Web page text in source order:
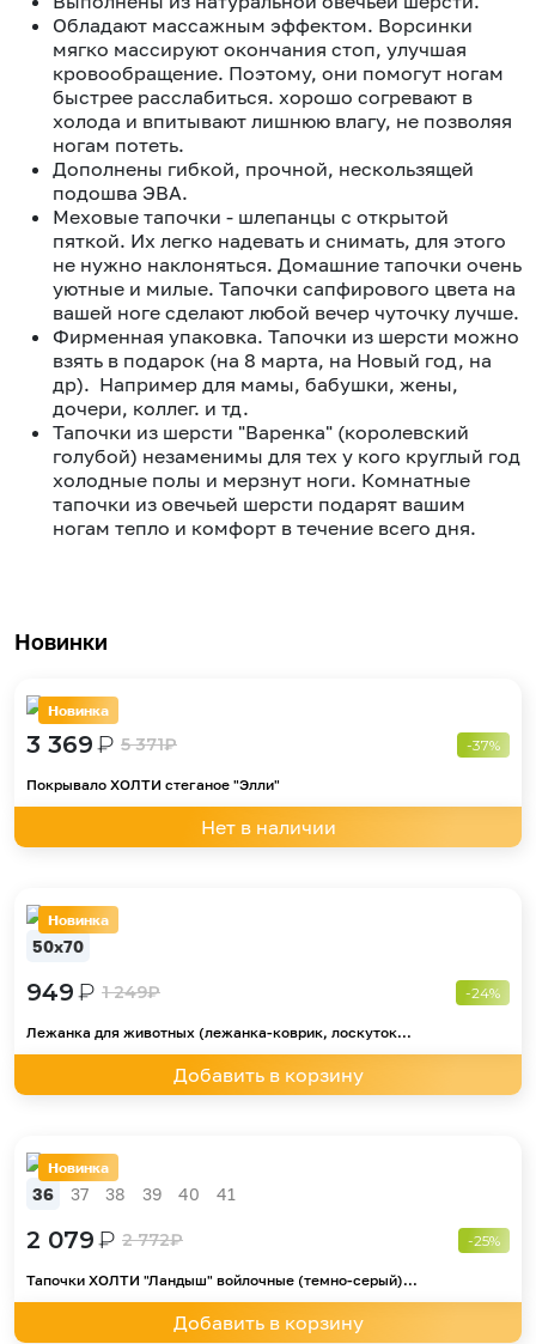
Обладают массажным эффектом. Ворсинки
мягко массируют окончания стоп, улучшая
кровообращение. Поэтому, они помогут ногам
быстрее расслабиться. хорошо согревают в
холода и впитывают лишнюю влагу, не позволяя
ногам потеть.
Дополнены гибкой, прочной, нескользящей
подошва ЭВА.
Меховые тапочки - шлепанцы с открытой
пяткой. Их легко надевать и снимать, для этого
не нужно наклоняться. Домашние тапочки очень
уютные и милые. Тапочки сапфирового цвета на
вашей ноге сделают любой вечер чуточку лучше.
Фирменная упаковка. Тапочки из шерсти можно
взять в подарок (на 8 марта, на Новый год, на
др). Например для мамы, бабушки, жены,
дочери, коллег. и тд.
Тапочки из шерсти "Варенка" (королевский
голубой) незаменимы для тех у кого круглый год
холодные полы и мерзнут ноги. Комнатные
тапочки из овечьей шерсти подарят вашим
ногам тепло и комфорт в течение всего дня.
Новинки
Новинка
3 369₽ 5 371₽ -37%
Покрывало ХОЛТИ стеганое "Элли"
Нет в наличии
Новинка
50х70
949₽ 1 249₽ -24%
Лежанка для животных (лежанка-коврик, лоскуток...
Добавить в корзину
Новинка
36 37 38 39 40 41
2 079₽ 2 772₽ -25%
Тапочки ХОЛТИ "Ландыш" войлочные (темно-серый)...
Добавить в корзину